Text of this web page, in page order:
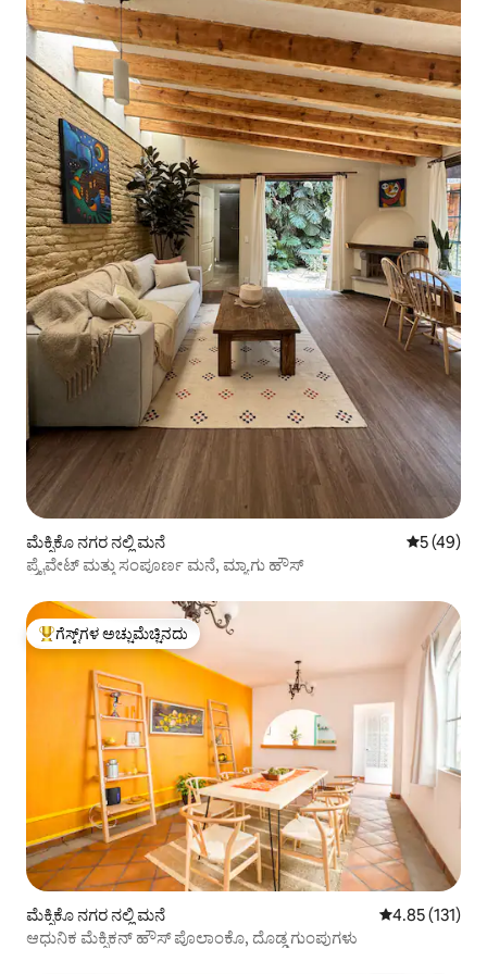
ಮೆಕ್ಸಿಕೊ ನಗರ ನಲ್ಲಿ ಮನೆ 5 ರಲ್ಲಿ 5
5 (49)
ಪ್ರೈವೇಟ್ ಮತ್ತು ಸಂಪೂರ್ಣ ಮನೆ, ಮ್ಯಾಗು ಹೌಸ್
ಗೆಸ್ಟ್‌ಗಳಿಗೆ ಅತಿ ಹೆಚ್ಚು ಅಚ್ಚುಮೆಚ್ಚಿನದು
ಗೆಸ್ಟ್‌ಗಳ ಅಚ್ಚುಮೆಚ್ಚಿನದು
ಮೆಕ್ಸಿಕೊ ನಗರ ನಲ್ಲಿ ಮನೆ 5 ರಲ್ಲಿ 4.85
4.85 (131)
ಆಧುನಿಕ ಮೆಕ್ಸಿಕನ್ ಹೌಸ್ ಪೊಲಾಂಕೊ, ದೊಡ್ಡ ಗುಂಪುಗಳು